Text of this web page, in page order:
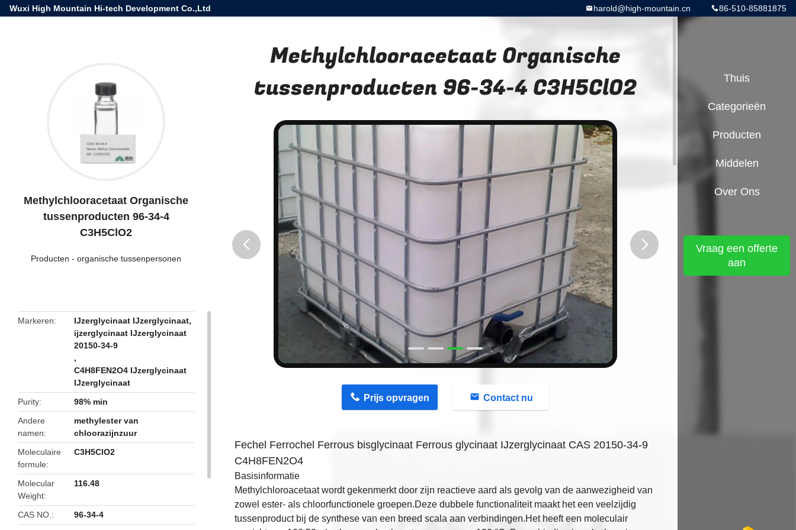
Wuxi High Mountain Hi-tech Development Co.,Ltd 86-510-85881875
harold@high-mountain.cn
Methylchlooracetaat Organische
tussenproducten 96-34-4
C3H5ClO2
Producten - organische tussenpersonen
Markeren IJzerglycinaat IJzerglycinaat,
ijzerglycinaat IJzerglycinaat
20150-34-9
,
C4H8FEN2O4 IJzerglycinaat
IJzerglycinaat
Purity
98% min
Andere
namen
methylester van
chloorazijnzuur
Moleculaire
formule
C3H5ClO2
Molecular
Weight
116.48
CAS NO.
96-34-4
Methylchlooracetaat Organische
tussenproducten 96-34-4 C3H5ClO2
Prijs opvragen Contact nu
Fechel Ferrochel Ferrous bisglycinaat Ferrous glycinaat IJzerglycinaat CAS 20150-34-9
C4H8FEN2O4
Basisinformatie
Methylchloroacetaat wordt gekenmerkt door zijn reactieve aard als gevolg van de aanwezigheid van
zowel ester- als chloorfunctionele groepen.Deze dubbele functionaliteit maakt het een veelzijdig
tussenproduct bij de synthese van een breed scala aan verbindingen.Het heeft een moleculair
Thuis
Categorieën
Producten
Middelen
Over Ons
Vraag een offerte
aan